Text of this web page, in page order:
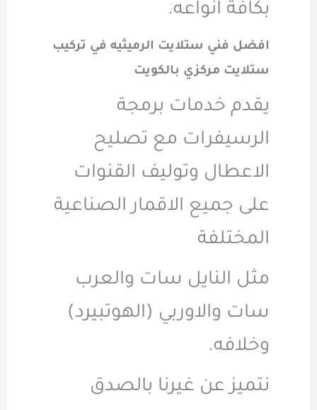
بكافة انواعه.
افضل فني ستلايت الرميثيه في تركيب
ستلايت مركزي بالكويت
يقدم خدمات برمجة
الرسيفرات مع تصليح
الاعطال وتوليف القنوات
على جميع الاقمار الصناعية
المختلفة
مثل النايل سات والعرب
سات والاوربي (الهوتبيرد)
وخلافه.
نتميز عن غيرنا بالصدق